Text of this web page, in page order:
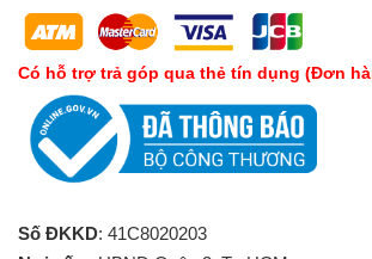
Có hỗ trợ trả góp qua thẻ tín dụng (Đơn
Số ĐKKD: 41C8020203